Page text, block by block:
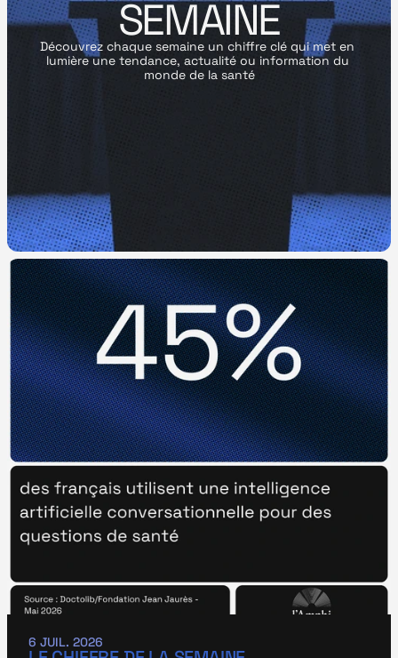
SEMAINE
Découvrez chaque semaine un chiffre clé qui met en
lumière une tendance, actualité ou information du
monde de la santé
6 JUIL. 2026